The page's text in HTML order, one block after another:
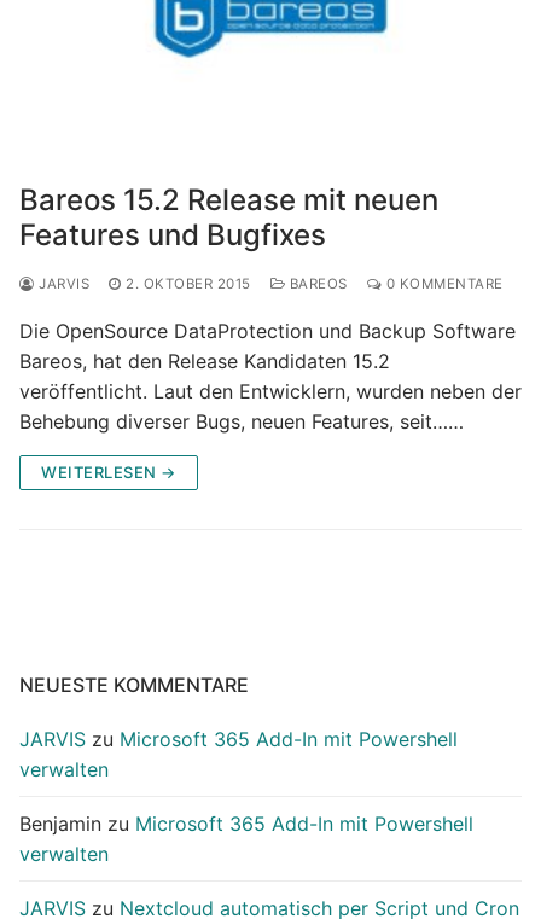
Bareos 15.2 Release mit neuen
Features und Bugfixes
JARVIS 2. OKTOBER 2015 BAREOS 0 KOMMENTARE
Die OpenSource DataProtection und Backup Software
Bareos, hat den Release Kandidaten 15.2
veröffentlicht. Laut den Entwicklern, wurden neben der
Behebung diverser Bugs, neuen Features, seit……
WEITERLESEN →
NEUESTE KOMMENTARE
JARVIS zu Microsoft 365 Add-In mit Powershell
verwalten
Benjamin zu Microsoft 365 Add-In mit Powershell
verwalten
JARVIS zu Nextcloud automatisch per Script und Cron